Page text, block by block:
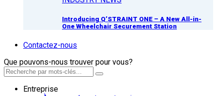
Introducing Q’STRAINT ONE – A New All-in-
One Wheelchair Securement Station
Contactez-nous
Que pouvons-nous trouver pour vous?
Entreprise